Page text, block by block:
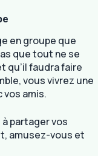
en groupe que
que tout ne se
qu’il faudra faire
vous vivrez une
amis.
partager vos
amusez-vous et